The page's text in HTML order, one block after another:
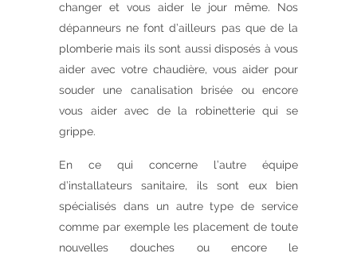
changer et vous aider le jour même. Nos
dépanneurs ne font d’ailleurs pas que de la
plomberie mais ils sont aussi disposés à vous
aider avec votre chaudière, vous aider pour
souder une canalisation brisée ou encore
vous aider avec de la robinetterie qui se
grippe.
En ce qui concerne l’autre équipe
d’installateurs sanitaire, ils sont eux bien
spécialisés dans un autre type de service
comme par exemple les placement de toute
nouvelles douches ou encore le